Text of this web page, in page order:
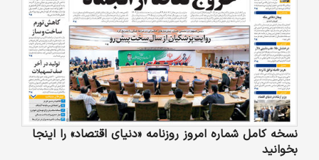
نسخه کامل شماره امروز روزنامه «دنیای‌ اقتصاد» را اینجا
بخوانید